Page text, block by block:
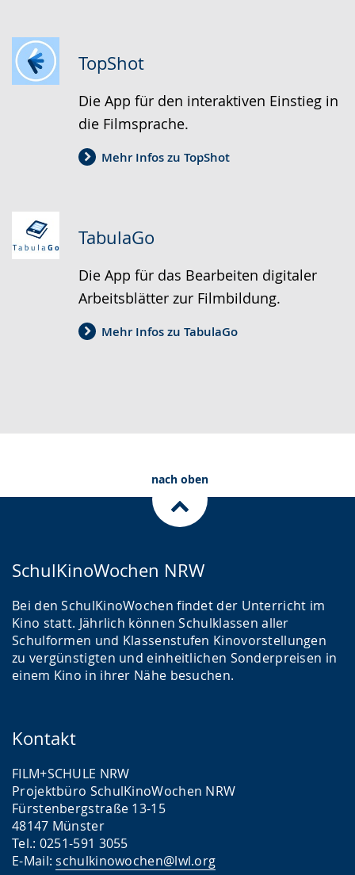
wird
angezeigt.
TopShot
Die App für den interaktiven Einstieg in
die Filmsprache.
Mehr Infos zu TopShot
TabulaGo
Die App für das Bearbeiten digitaler
Arbeitsblätter zur Filmbildung.
Mehr Infos zu TabulaGo
nach oben
SchulKinoWochen NRW
Bei den SchulKinoWochen findet der Unterricht im
Kino statt. Jährlich können Schulklassen aller
Schulformen und Klassenstufen Kinovorstellungen
zu vergünstigten und einheitlichen Sonderpreisen in
einem Kino in ihrer Nähe besuchen.
Kontakt
FILM+SCHULE NRW
Projektbüro SchulKinoWochen NRW
Fürstenbergstraße 13-15
48147 Münster
Tel.: 0251-591 3055
E-Mail:schulkinowochen@lwl.org